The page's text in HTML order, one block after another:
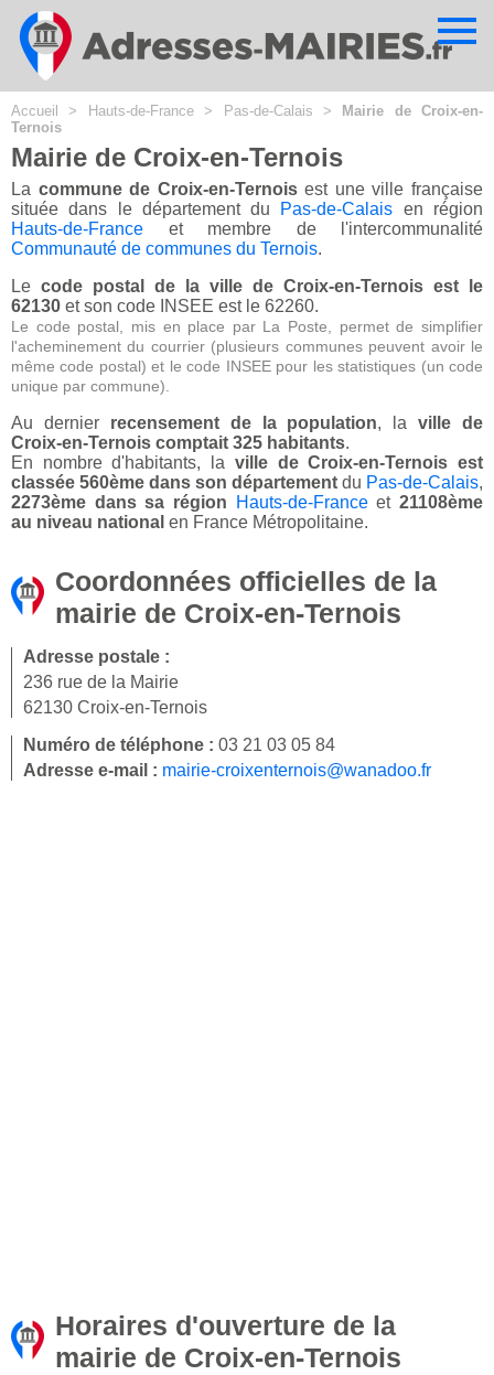
Accueil > Hauts-de-France> Pas-de-Calais >
Mairie de Croix-en-
Ternois
Mairie de Croix-en-Ternois
La commune de Croix-en-Ternoisest une ville française
située dans le département du Pas-de-Calais en région
Hauts-de-France et membre de l'intercommunalité
Communauté de communes du Ternois.
Le code postal de la ville de Croix-en-Ternois est le
62130 et son code INSEE est le 62260.
Le code postal, mis en place par La Poste, permet de simplifier
l'acheminement du courrier (plusieurs communes peuvent avoir le
même code postal) et le code INSEE pour les statistiques (un code
unique par commune).
Au dernier recensement de la population, laville de
Croix-en-Ternois comptait 325 habitants.
En nombre d'habitants, la ville de Croix-en-Ternois est
classée 560ème dans son département du Pas-de-Calais,
2273ème dans sa région
Hauts-de-Franceet21108ème
au niveau national en France Métropolitaine.
Coordonnées officielles de la
mairie de Croix-en-Ternois
Adresse postale :
236 rue de la Mairie
62130 Croix-en-Ternois
Numéro de téléphone : 03 21 03 05 84
Adresse e-mail : mairie-croixenternois@wanadoo.fr
Horaires d'ouverture de la
mairie de Croix-en-Ternois
Cookies management panel